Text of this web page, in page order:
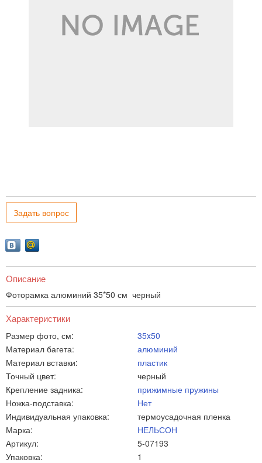
Задать вопрос
Описание
Фоторамка алюминий 35*50 см черный
Характеристики
Размер фото, см:
35x50
Материал багета:
алюминий
Материал вставки:
пластик
Точный цвет:
черный
Крепление задника:
прижимные пружины
Ножка-подставка:
Нет
Индивидуальная упаковка:
термоусадочная пленка
Марка:
НЕЛЬСОН
Артикул:
5-07193
Упаковка:
1